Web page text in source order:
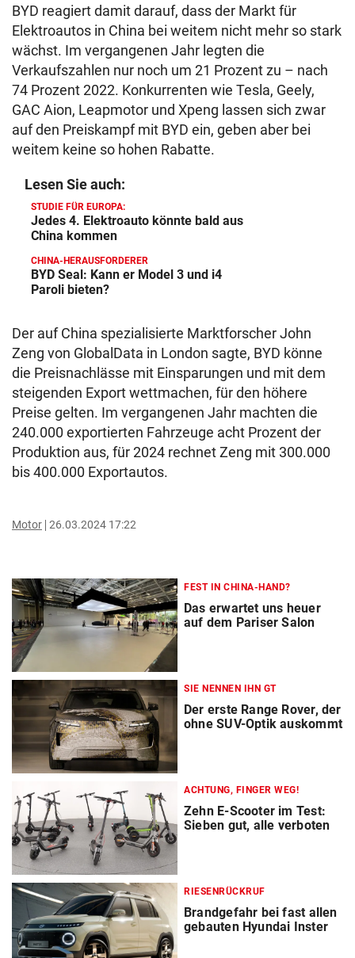
BYD reagiert damit darauf, dass der Markt für
Elektroautos in China bei weitem nicht mehr so stark
wächst. Im vergangenen Jahr legten die
Verkaufszahlen nur noch um 21 Prozent zu – nach
74 Prozent 2022. Konkurrenten wie Tesla, Geely,
GAC Aion, Leapmotor und Xpeng lassen sich zwar
auf den Preiskampf mit BYD ein, geben aber bei
weitem keine so hohen Rabatte.
Lesen Sie auch:
STUDIE FÜR EUROPA:
Jedes 4. Elektroauto könnte bald aus
China kommen
CHINA-HERAUSFORDERER
BYD Seal: Kann er Model 3 und i4
Paroli bieten?
Der auf China spezialisierte Marktforscher John
Zeng von GlobalData in London sagte, BYD könne
die Preisnachlässe mit Einsparungen und mit dem
steigenden Export wettmachen, für den höhere
Preise gelten. Im vergangenen Jahr machten die
240.000 exportierten Fahrzeuge acht Prozent der
Produktion aus, für 2024 rechnet Zeng mit 300.000
bis 400.000 Exportautos.
Motor 26.03.2024 17:22
FEST IN CHINA-HAND?
Das erwartet uns heuer
auf dem Pariser Salon
SIE NENNEN IHN GT
Der erste Range Rover, der
ohne SUV-Optik auskommt
ACHTUNG, FINGER WEG!
Zehn E-Scooter im Test:
Sieben gut, alle verboten
RIESENRÜCKRUF
Brandgefahr bei fast allen
gebauten Hyundai Inster